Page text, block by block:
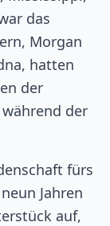
das
Morgan
hatten
der
der
fürs
Jahren
auf,